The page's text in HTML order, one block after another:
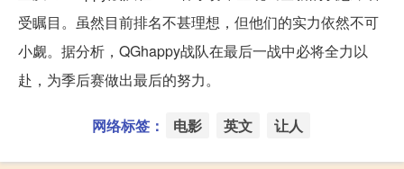
受瞩目。虽然目前排名不甚理想，但他们的实力依然不可
小觑。据分析，QGhappy战队在最后一战中必将全力以
赴，为季后赛做出最后的努力。
网络标签： 电影 英文 让人